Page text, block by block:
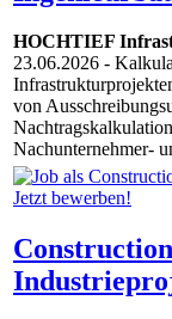
HOCHTIEF
23.06.2026 -
von
Nachunternehmer-